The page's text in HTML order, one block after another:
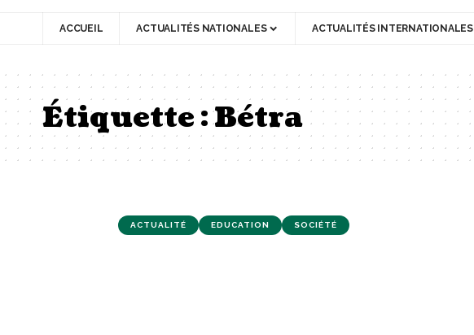
ACCUEIL ACTUALITÉS NATIONALES ACTUALITÉS INTERNATIONALES
Étiquette :Bétra
ACTUALITÉ EDUCATION SOCIÉTÉ